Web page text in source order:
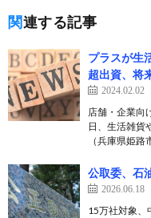
関連する記事
プラスが生
超出資、将
2024.02.02
店舗・企業向
日、生活雑貨
（兵庫県姫
公取委、石
2026.06.18
15万社対象、